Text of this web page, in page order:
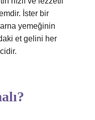
İster bir
yemeğinin
et gelini her